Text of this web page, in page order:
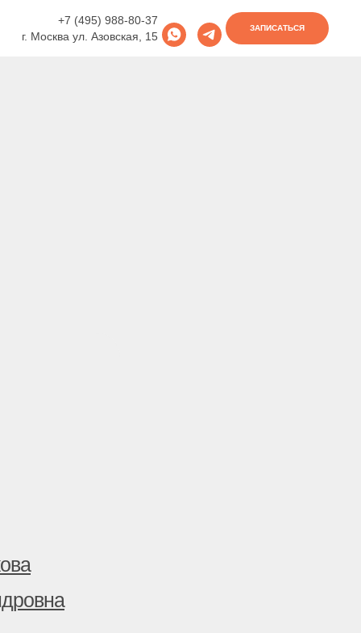
+7 (495) 988-80-37
г. Москва ул. Азовская, 15
ЗАПИСАТЬСЯ